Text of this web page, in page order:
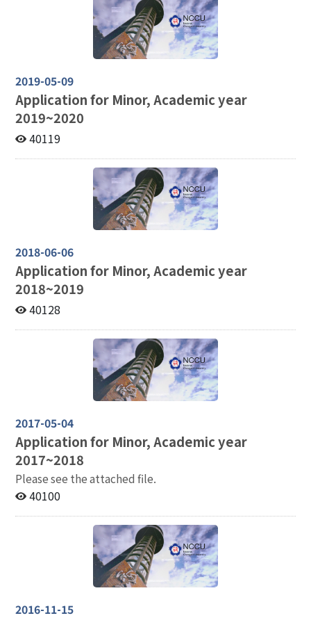
2019-05-09
Application for Minor, Academic year
2019~2020
40119
2018-06-06
Application for Minor, Academic year
2018~2019
40128
2017-05-04
Application for Minor, Academic year
2017~2018
Please see the attached file.
40100
2016-11-15